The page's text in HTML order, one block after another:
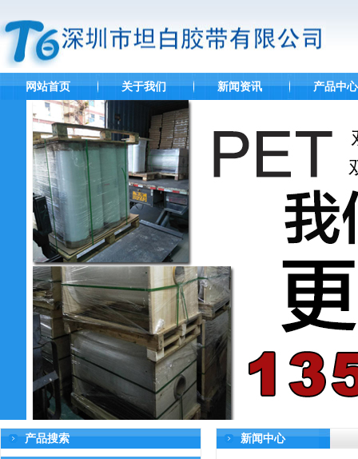
网站首页 关于我们 新闻资讯 产品中心
产品搜索 新闻中心